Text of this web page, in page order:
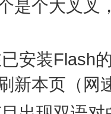
是个大叉叉
安装Flash
新本页（网